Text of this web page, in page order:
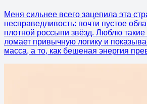
Меня сильнее всего зацепила эта
несправедливость: почти пустое
плотной россыпи звёзд. Люблю
ломает привычную логику и
масса, а то, как бешеная энергия